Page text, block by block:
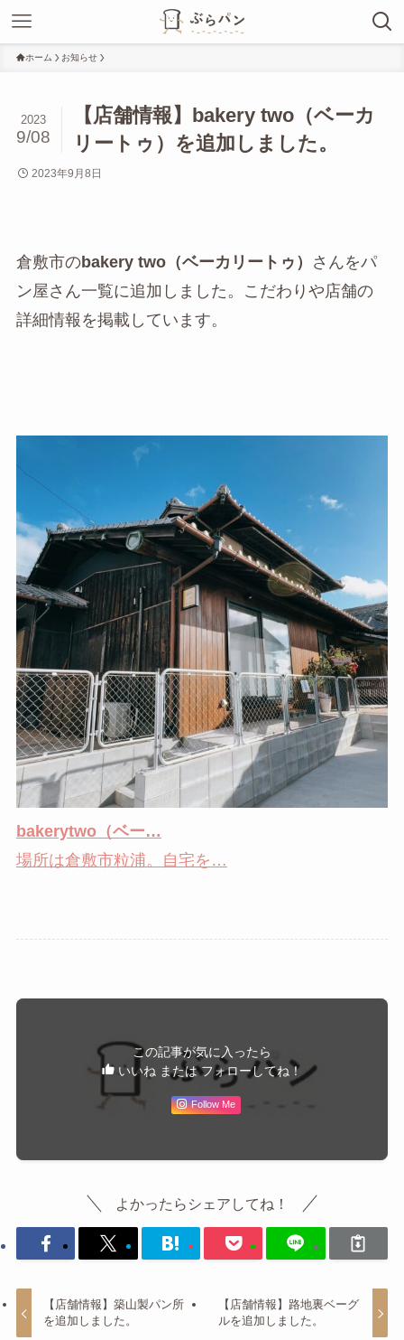
ホーム お知らせ
【店舗情報】bakery two（ベーカ
リートゥ）を追加しました。
2023
9/08
2023年9月8日
倉敷市のbakery two（ベーカリートゥ）
さんをパ
ン屋さん一覧に追加しました。こだわりや店舗の
詳細情報を掲載しています。
bakerytwo（ベー…
場所は倉敷市粒浦。自宅を…
この記事が気に入ったら
いいね または フォローしてね！
Follow Me
よかったらシェアしてね！
【店舗情報】築山製パン所
を追加しました。
【店舗情報】路地裏ベーグ
ルを追加しました。